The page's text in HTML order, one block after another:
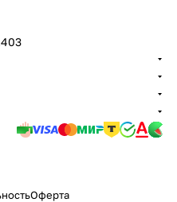
Оферта